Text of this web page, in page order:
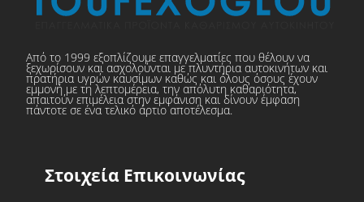
Από το 1999 εξοπλίζουμε επαγγελματίες που θέλουν να
ξεχωρίσουν και ασχολούνται με πλυντήρια αυτοκινήτων και
πρατήρια υγρών καυσίμων καθώς και όλους όσους έχουν
εμμονή με τη λεπτομέρεια, την απόλυτη καθαριότητα,
απαιτούν επιμέλεια στην εμφάνιση και δίνουν έμφαση
πάντοτε σε ένα τελικό άρτιο αποτέλεσμα.
Στοιχεία Επικοινωνίας